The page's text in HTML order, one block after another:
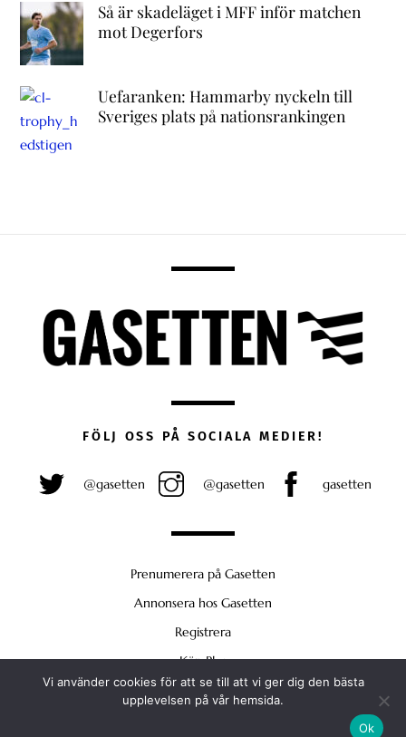
Så är skadeläget i MFF inför matchen
mot Degerfors
Uefaranken: Hammarby nyckeln till
Sveriges plats på nationsrankingen
To
FÖLJ OSS PÅ SOCIALA MEDIER!
@gasetten @gasetten gasetten
Prenumerera på Gasetten
Annonsera hos Gasetten
Registrera
Köp Plus
Vi använder cookies för att se till att vi ger dig den bästa
upplevelsen på vår hemsida.
Ok